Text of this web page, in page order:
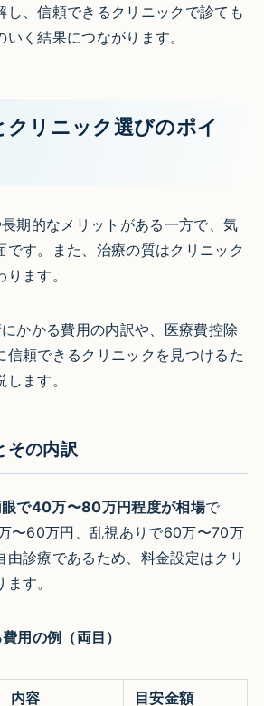
し、信頼できるクリニックで診ても
く結果につながります。
クリニック選びのポイ
期的なメリットがある一方で、気
です。また、治療の質はクリニック
ます。
かかる費用の内訳や、医療費控除
信頼できるクリニックを見つけるた
ます。
その内訳
眼で40万〜80万円程度が相場で
〜60万円、乱視ありで60万〜70万
由診療であるため、料金設定はクリ
す。
用の例（両目）
内容 目安金額